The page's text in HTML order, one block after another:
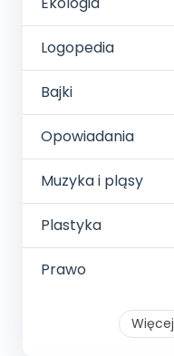
Logopedia
Bajki
Opowiadania
Muzyka i pląsy
Plastyka
Prawo
Więcej